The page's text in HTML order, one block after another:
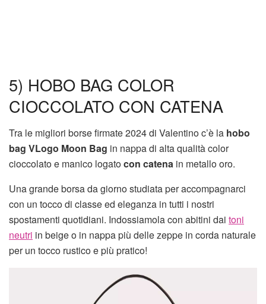
5) HOBO BAG COLOR
CIOCCOLATO CON CATENA
Tra le migliori borse firmate 2024 di Valentino c’è la hobo
bag VLogo Moon Bag in nappa di alta qualità color
cioccolato e manico logatocon catena in metallo oro.
Una grande borsa da giorno studiata per accompagnarci
con un tocco di classe ed eleganza in tutti i nostri
spostamenti quotidiani. Indossiamola con abitini dai toni
neutri in beige o in nappa più delle zeppe in corda naturale
per un tocco rustico e più pratico!